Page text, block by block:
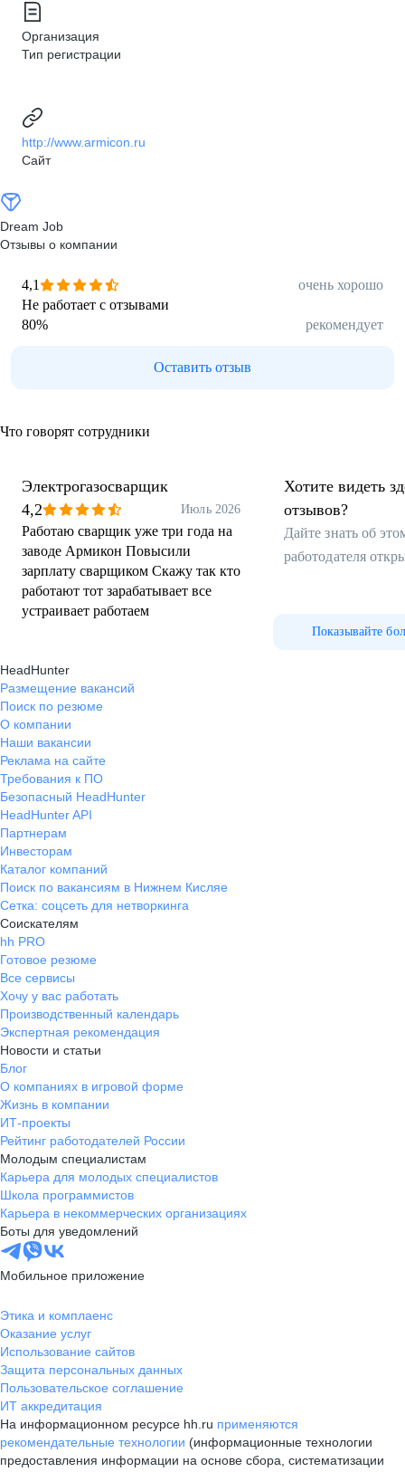
Организация
Тип регистрации
http://www.armicon.ru
Сайт
Dream Job
Отзывы о компании
4,1
очень хорошо
Не работает с отзывами
80% рекомендует
Оставить отзыв
Что говорят сотрудники
Электрогазосварщик
4,2
Июль 2026
Работаю сварщик уже три года на
заводе Армикон Повысили
зарплату сварщиком Скажу так кто
работают тот зарабатывает все
устраивает работаем
Хотите видеть
отзывов?
Дайте знать об
работодателя
Показывайте
HeadHunter
Размещение вакансий
Поиск по резюме
О компании
Наши вакансии
Реклама на сайте
Требования к ПО
Безопасный HeadHunter
HeadHunter API
Партнерам
Инвесторам
Каталог компаний
Поиск по вакансиям в Нижнем Кисляе
Сетка: соцсеть для нетворкинга
Соискателям
hh PRO
Готовое резюме
Все сервисы
Хочу у вас работать
Производственный календарь
Экспертная рекомендация
Новости и статьи
Блог
О компаниях в игровой форме
Жизнь в компании
ИТ-проекты
Рейтинг работодателей России
Молодым специалистам
Карьера для молодых специалистов
Школа программистов
Карьера в некоммерческих организациях
Боты для уведомлений
Мобильное приложение
Этика и комплаенс
Оказание услуг
Использование сайтов
Защита персональных данных
Пользовательское соглашение
ИТ аккредитация
На информационном ресурсе hh.ru применяются
рекомендательные технологии (информационные технологии
предоставления информации на основе сбора, систематизации